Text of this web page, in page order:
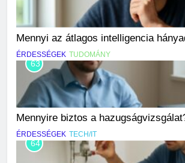
Mennyi az átlagos intelligencia
ÉRDESSÉGEK TUDOMÁNY
63
Mennyire biztos a
ÉRDESSÉGEK TECH/IT
64